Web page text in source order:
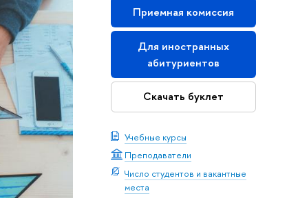
Приемная комиссия
Для иностранных
абитуриентов
Скачать буклет
Учебные курсы
Преподаватели
Число студентов и вакантные
места